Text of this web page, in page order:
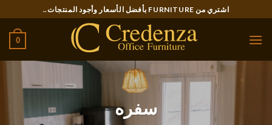
to
content
اشتري من FURNITURE بأفضل الأسعار وأجود المنتجات..
0
سفره